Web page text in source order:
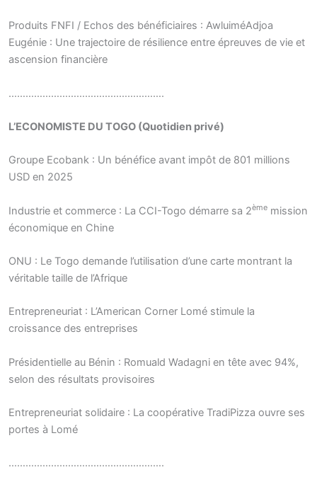
Produits FNFI / Echos des bénéficiaires : AwluiméAdjoa
Eugénie : Une trajectoire de résilience entre épreuves de vie et
ascension financière
……………………………………………….
L’ECONOMISTE DU TOGO (Quotidien privé)
Groupe Ecobank : Un bénéfice avant impôt de 801 millions
USD en 2025
Industrie et commerce : La CCI-Togo démarre sa 2ème mission
économique en Chine
ONU : Le Togo demande l’utilisation d’une carte montrant la
véritable taille de l’Afrique
Entrepreneuriat : L’American Corner Lomé stimule la
croissance des entreprises
Présidentielle au Bénin : Romuald Wadagni en tête avec 94%,
selon des résultats provisoires
Entrepreneuriat solidaire : La coopérative TradiPizza ouvre ses
portes à Lomé
……………………………………………….